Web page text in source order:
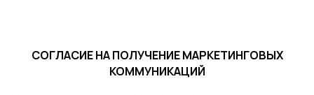
СОГЛАСИЕ НА ПОЛУЧЕНИЕ МАРКЕТИНГОВЫХ
КОММУНИКАЦИЙ